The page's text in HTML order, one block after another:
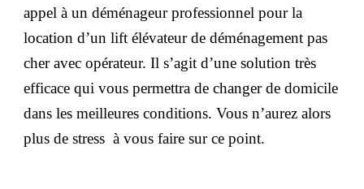
appel à un déménageur professionnel pour la
location d’un lift élévateur de déménagement pas
cher avec opérateur. Il s’agit d’une solution très
efficace qui vous permettra de changer de domicile
dans les meilleures conditions. Vous n’aurez alors
plus de stress à vous faire sur ce point.